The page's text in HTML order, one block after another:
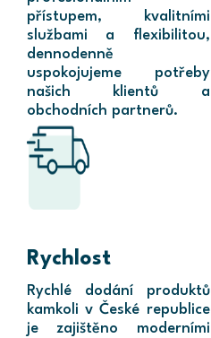
přístupem, kvalitními
službami a flexibilitou,
dennodenně
uspokojujeme potřeby
našich klientů a
obchodních partnerů.
Rychlost
Rychlé dodání produktů
kamkoli v České republice
je zajištěno moderními